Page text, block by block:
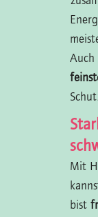
Auch
Mit
bist